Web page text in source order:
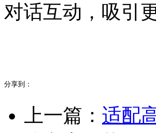
对话互动，吸引
分享到：
上一篇： 适配